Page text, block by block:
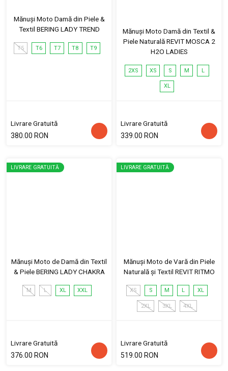
Mănuși Moto Damă din Piele &
Textil BERING LADY TREND
T5 T6 T7 T8 T9
Livrare Gratuită
380.00 RON
Mănuși Moto Damă din Textil &
Piele Naturală REVIT MOSCA 2
H2O LADIES
2XS XS S M L
XL
Livrare Gratuită
339.00 RON
LIVRARE GRATUITĂ
Mănuși Moto de Damă din Textil
& Piele BERING LADY CHAKRA
M L XL XXL
Livrare Gratuită
376.00 RON
LIVRARE GRATUITĂ
Mănuși Moto de Vară din Piele
Naturală și Textil REVIT RITMO
XS S M L XL
2XL 3XL 4XL
Livrare Gratuită
519.00 RON